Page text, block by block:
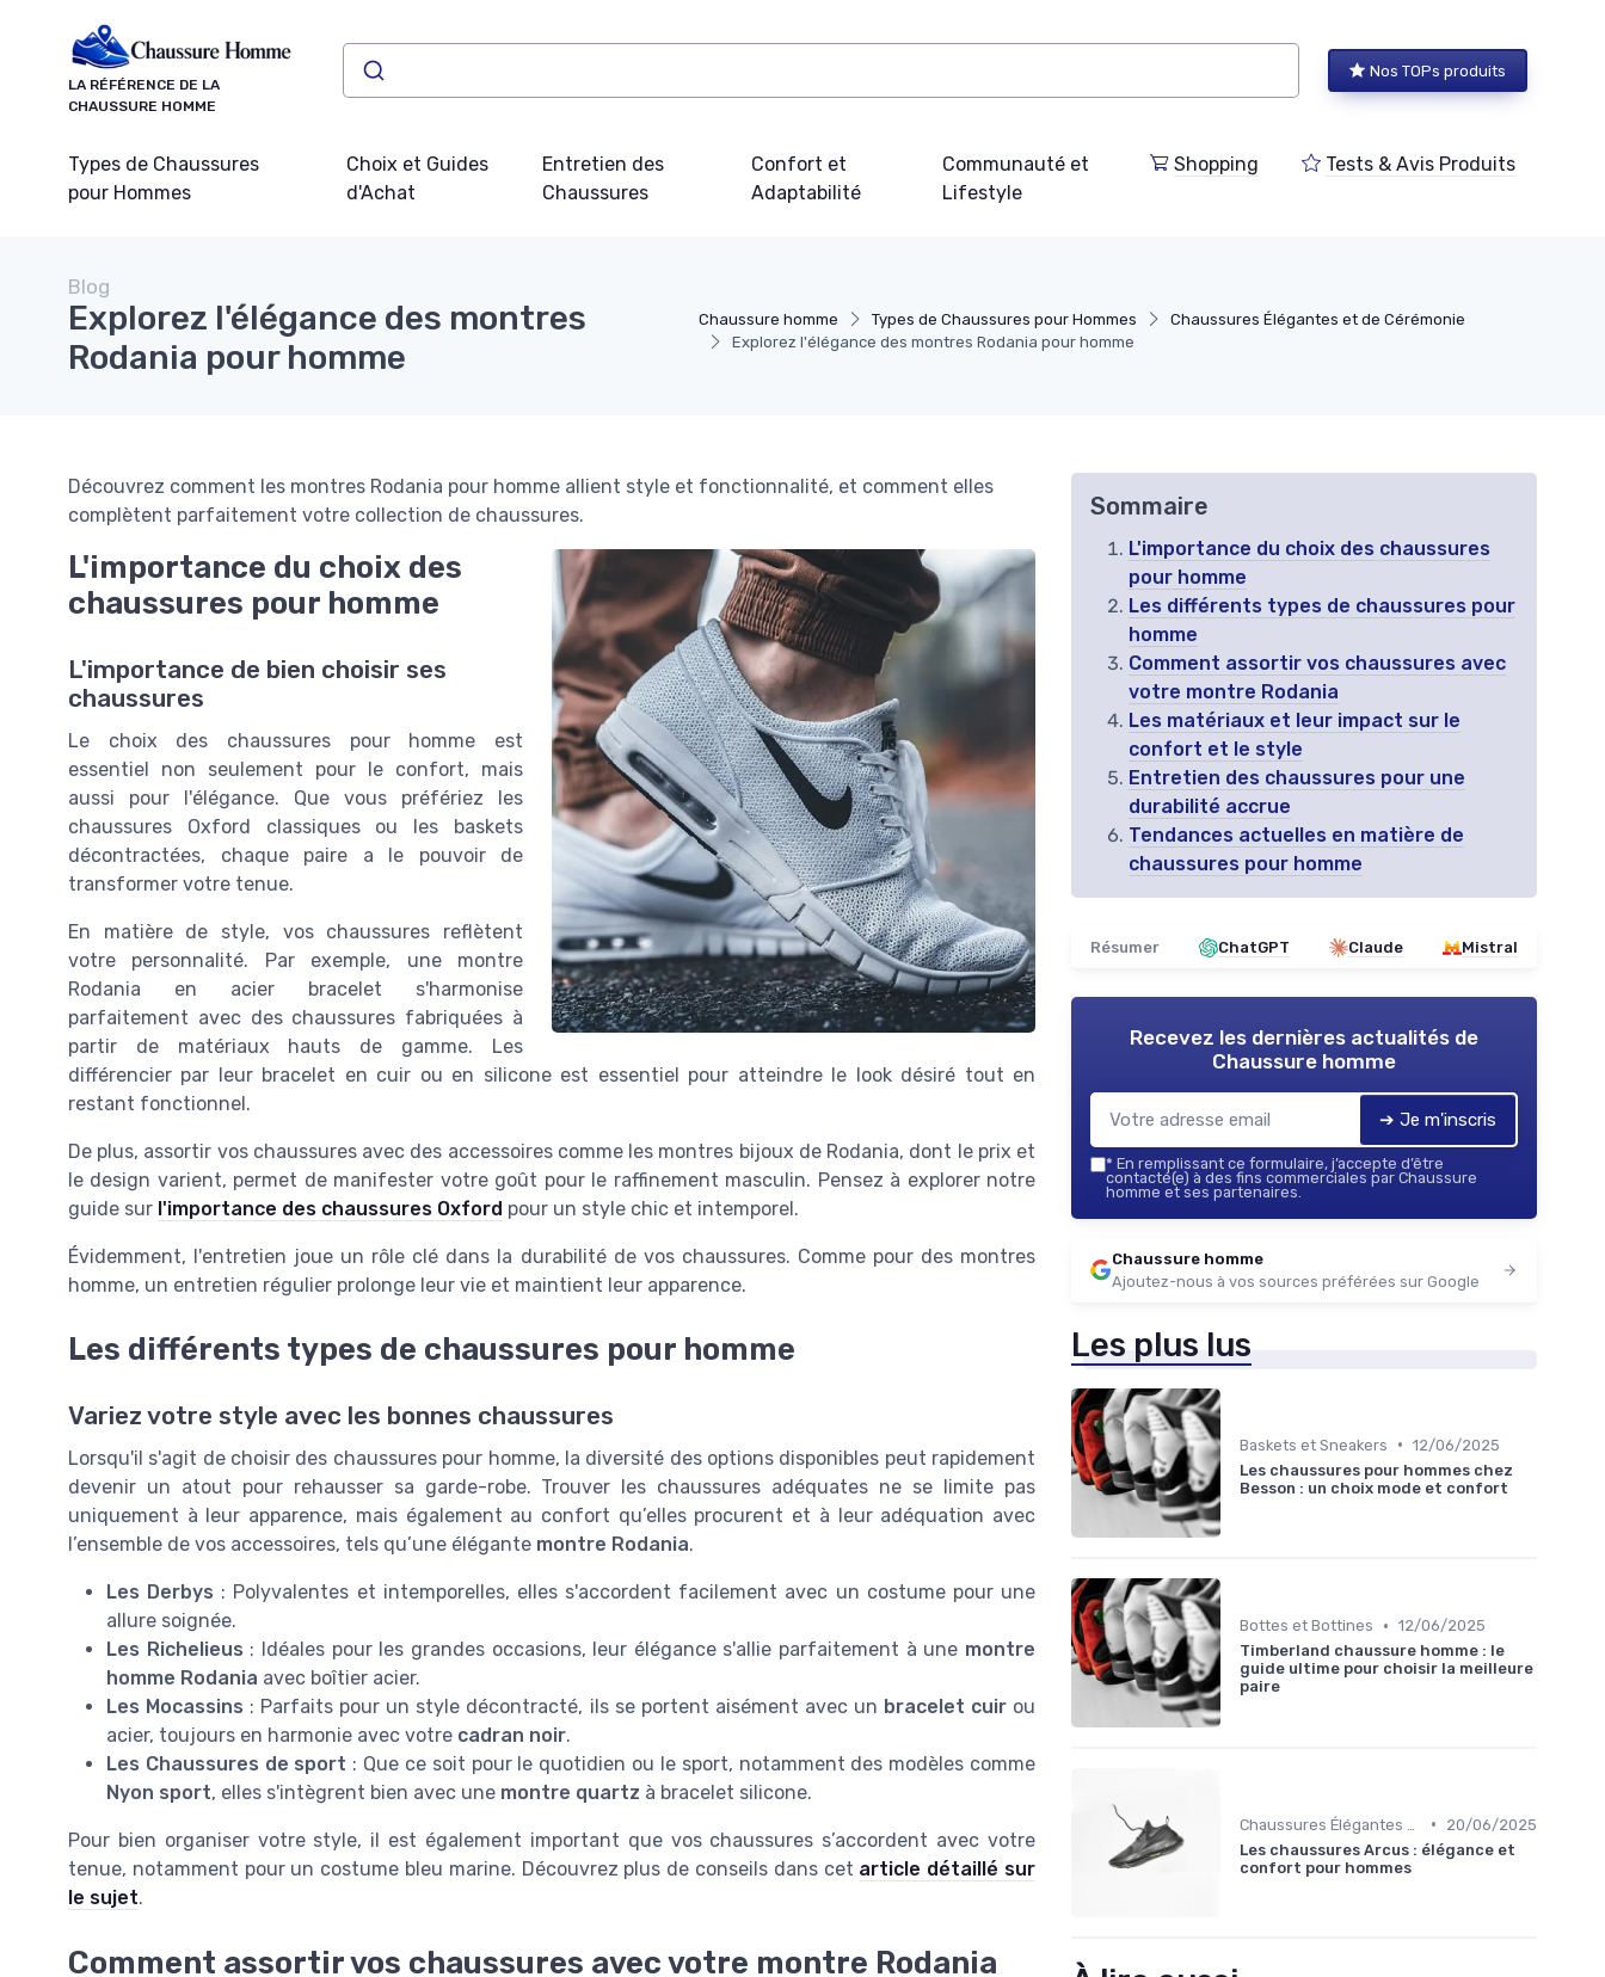
LA RÉFÉRENCE DE LA
CHAUSSURE HOMME
Nos TOPs produits
Types de Chaussures
pour Hommes
Choix et Guides
d'Achat
Entretien des
Chaussures
Confort et
Adaptabilité
Communauté et
Lifestyle
Shopping Tests & Avis Produits
Chaussure homme Types de Chaussures pour Hommes
Chaussures Élégantes et de Cérémonie
Explorez l'élégance des montres Rodania pour homme
Blog
Explorez l'élégance des montres
Rodania pour homme
Découvrez comment les montres Rodania pour homme allient style et fonctionnalité, et comment elles
complètent parfaitement votre collection de chaussures.
L'importance du choix des
chaussures pour homme
L'importance de bien choisir ses
chaussures
Le choix des chaussures pour homme est
essentiel non seulement pour le confort, mais
aussi pour l'élégance. Que vous préfériez les
chaussures Oxford classiques ou les baskets
décontractées, chaque paire a le pouvoir de
transformer votre tenue.
En matière de style, vos chaussures reflètent
votre personnalité. Par exemple, une montre
Rodania en acier bracelet s'harmonise
parfaitement avec des chaussures fabriquées à
partir de matériaux hauts de gamme. Les
différencier par leur bracelet en cuir ou en silicone est essentiel pour atteindre le look désiré tout en
restant fonctionnel.
De plus, assortir vos chaussures avec des accessoires comme les montres bijoux de Rodania, dont le prix et
le design varient, permet de manifester votre goût pour le raffinement masculin. Pensez à explorer notre
guide sur l'importance des chaussures Oxford pour un style chic et intemporel.
Évidemment, l'entretien joue un rôle clé dans la durabilité de vos chaussures. Comme pour des montres
homme, un entretien régulier prolonge leur vie et maintient leur apparence.
Les différents types de chaussures pour homme
Variez votre style avec les bonnes chaussures
Lorsqu'il s'agit de choisir des chaussures pour homme, la diversité des options disponibles peut rapidement
devenir un atout pour rehausser sa garde-robe. Trouver les chaussures adéquates ne se limite pas
uniquement à leur apparence, mais également au confort qu’elles procurent et à leur adéquation avec
l’ensemble de vos accessoires, tels qu’une élégante montre Rodania.
Les Derbys : Polyvalentes et intemporelles, elles s'accordent facilement avec un costume pour une
allure soignée.
Les Richelieus : Idéales pour les grandes occasions, leur élégance s'allie parfaitement à une montre
homme Rodania avec boîtier acier.
Les Mocassins : Parfaits pour un style décontracté, ils se portent aisément avec un bracelet cuirou
acier, toujours en harmonie avec votre cadran noir.
Les Chaussures de sport : Que ce soit pour le quotidien ou le sport, notamment des modèles comme
Nyon sport, elles s'intègrent bien avec une montre quartz à bracelet silicone.
Pour bien organiser votre style, il est également important que vos chaussures s’accordent avec votre
tenue, notamment pour un costume bleu marine. Découvrez plus de conseils dans cet article détaillé sur
le sujet.
Comment assortir vos chaussures avec votre montre Rodania
Sommaire
L'importance du choix des chaussures
pour homme
Les différents types de chaussures pour
homme
Comment assortir vos chaussures avec
votre montre Rodania
Les matériaux et leur impact sur le
confort et le style
Entretien des chaussures pour une
durabilité accrue
Tendances actuelles en matière de
chaussures pour homme
Résumer ChatGPT Claude Mistral
Recevez les dernières actualités de
Chaussure homme
➔ Je m'inscris
* En remplissant ce formulaire, j’accepte d’être
contacté(e) à des fins commerciales par Chaussure
homme et ses partenaires.
Chaussure homme
Ajoutez-nous à vos sources préférées sur Google
Les plus lus
Baskets et Sneakers • 12/06/2025
Les chaussures pour hommes chez
Besson : un choix mode et confort
Bottes et Bottines • 12/06/2025
Timberland chaussure homme : le
guide ultime pour choisir la meilleure
paire
•
20/06/2025
Les chaussures Arcus : élégance et
confort pour hommes